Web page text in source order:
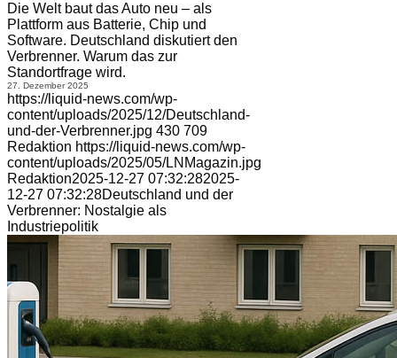
Die Welt baut das Auto neu – als
Plattform aus Batterie, Chip und
Software. Deutschland diskutiert den
Verbrenner. Warum das zur
Standortfrage wird.
27. Dezember 2025
https://liquid-news.com/wp-
content/uploads/2025/12/Deutschland-
und-der-Verbrenner.jpg 430 709
Redaktion https://liquid-news.com/wp-
content/uploads/2025/05/LNMagazin.jpg
Redaktion2025-12-27 07:32:282025-
12-27 07:32:28Deutschland und der
Verbrenner: Nostalgie als
Industriepolitik